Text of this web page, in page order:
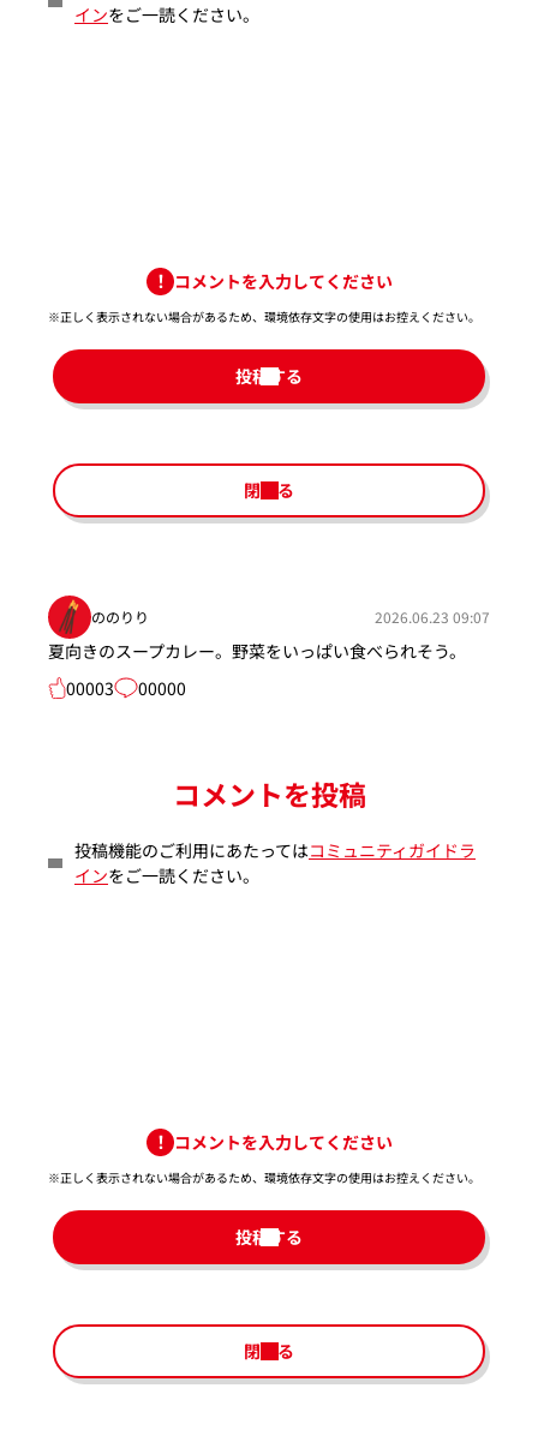
インをご一読ください。
コメントを入力してください
※正しく表示されない場合があるため、環境依存文字の使用はお控えください。​
投稿する
閉じる
ののりり 2026.06.23 09:07
夏向きのスープカレー。野菜をいっぱい食べられそう。
00003
00000
コメントを投稿
投稿機能のご利用にあたってはコミュニティガイドラ
インをご一読ください。
コメントを入力してください
※正しく表示されない場合があるため、環境依存文字の使用はお控えください。​
投稿する
閉じる